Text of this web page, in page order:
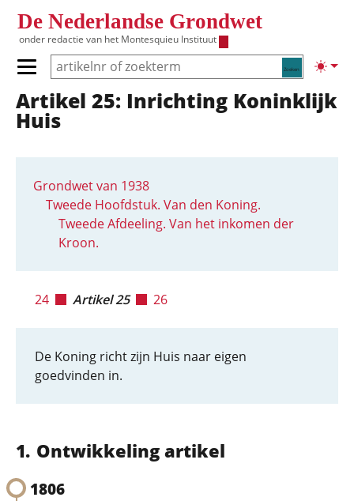
De Nederlandse Grondwet
onder redactie van het Montesquieu Instituut
Zoeken
Primair menu tonen/verbergen
Hoofdnavigatie
Artikel 25: Inrichting Koninklijk
Huis
Grondwet van 1938
Tweede Hoofdstuk. Van den Koning.
Tweede Afdeeling. Van het inkomen der
Kroon.
24 Artikel 25 26
De Koning richt zijn Huis naar eigen
goedvinden in.
Ontwikkeling artikel
1806